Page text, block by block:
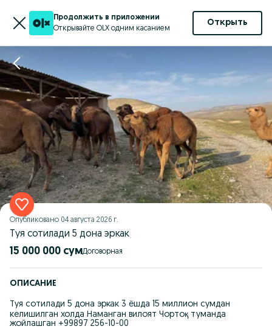
Продолжить в приложении
Открывайте OLX одним касанием
Открыть
Опубликовано 04 августа 2026 г.
Туя сотилади 5 дона эркак
15 000 000 сум Договорная
ОПИСАНИЕ
Туя сотилади 5 дона эркак 3 ёшда 15 миллион сумдан
келишилган холда Наманган вилоят Чортоқ туманда
жойлашган +99897 256-10-00